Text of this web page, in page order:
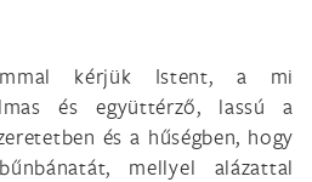
kérjük Istent, a mi
és együttérző, lassú a
és a hűségben, hogy
mellyel alázattal